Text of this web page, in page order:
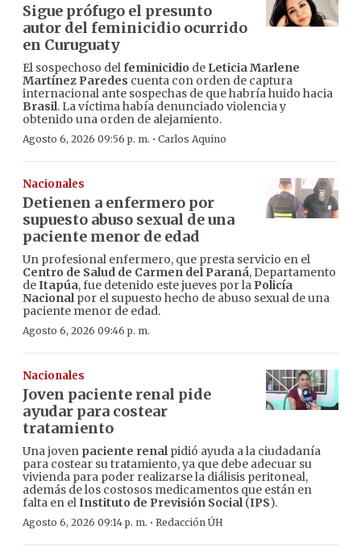
Sigue prófugo el presunto
autor del feminicidio ocurrido
en Curuguaty
El sospechoso delfeminicidio de Leticia Marlene
Martínez Paredes cuenta con orden de captura
internacional ante sospechas de que habría huido hacia
Brasil. La víctima había denunciado violencia y
obtenido una orden de alejamiento.
Agosto 6, 2026 09:56 p. m. · Carlos Aquino
Nacionales
Detienen a enfermero por
supuesto abuso sexual de una
paciente menor de edad
Un profesional enfermero, que presta servicio en el
Centro de Salud de Carmen del Paraná, Departamento
deItapúa, fue detenido este jueves por la Policía
Nacionalpor el supuesto hecho de abuso sexual de una
paciente menor de edad.
Agosto 6, 2026 09:46 p. m.
Nacionales
Joven paciente renal pide
ayudar para costear
tratamiento
Una joven paciente renalpidió ayuda a la ciudadanía
para costear su tratamiento, ya que debe adecuar su
vivienda para poder realizarse la diálisis peritoneal,
además de los costosos medicamentos que están en
falta en elInstituto de Previsión Social(IPS).
Agosto 6, 2026 09:14 p. m. · Redacción ÚH